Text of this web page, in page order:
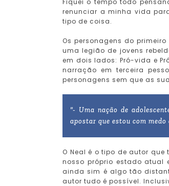
renunciar a minha vida
tipo de coisa.
Os personagens do
uma legião de jovens
em dois lados: Pró-vida e
narração em terceira
personagens sem que as
"- Uma nação de
apostar que estou com
O Neal é o tipo de autor
nosso próprio estado atual
ainda sim é algo tão
autor tudo é possível.